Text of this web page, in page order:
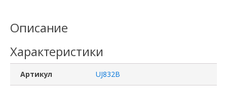
Описание
Характеристики
Артикул UJ832B